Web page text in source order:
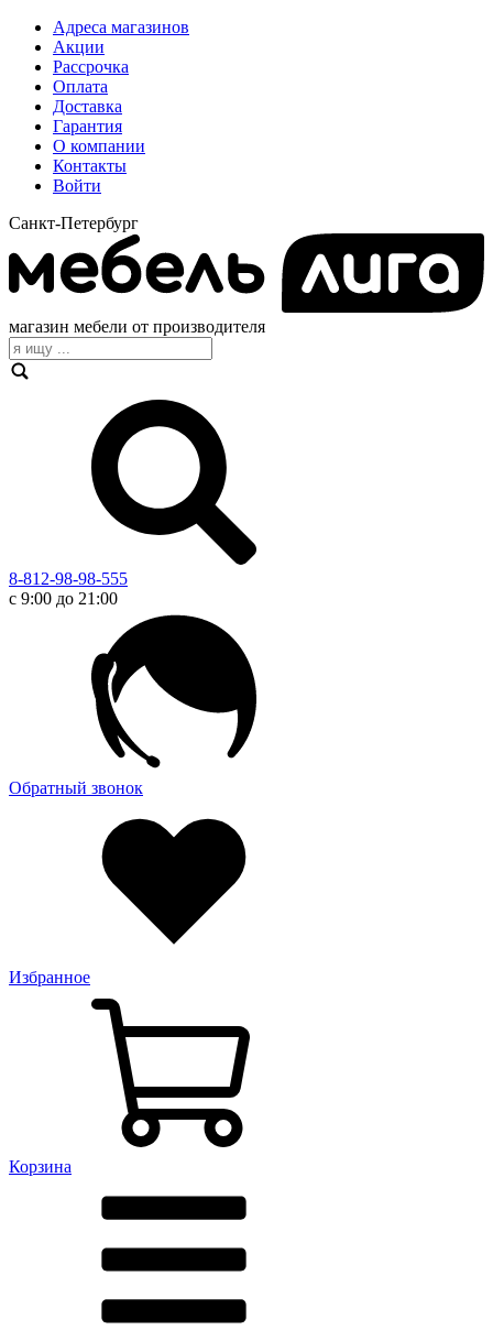
Адреса магазинов
Акции
Рассрочка
Оплата
Доставка
Гарантия
О компании
Контакты
Войти
Санкт-Петербург
магазин мебели от производителя
8-812-98-98-555
с 9:00 до 21:00
Обратный звонок
Избранное
Корзина